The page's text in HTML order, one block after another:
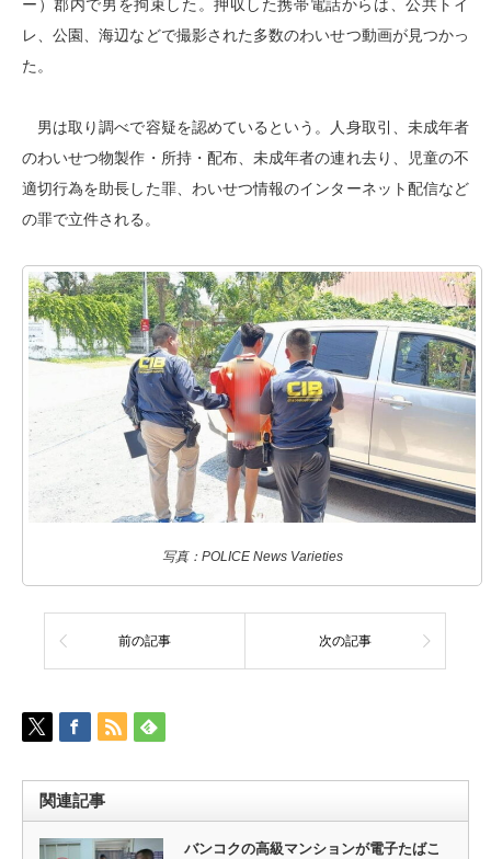
ー）郡内で男を拘束した。押収した携帯電話からは、公共トイ
レ、公園、海辺などで撮影された多数のわいせつ動画が見つかっ
た。
男は取り調べで容疑を認めているという。人身取引、未成年者
のわいせつ物製作・所持・配布、未成年者の連れ去り、児童の不
適切行為を助長した罪、わいせつ情報のインターネット配信など
の罪で立件される。
写真：POLICE News Varieties
前の記事 次の記事
関連記事
バンコクの高級マンションが電子たばこ